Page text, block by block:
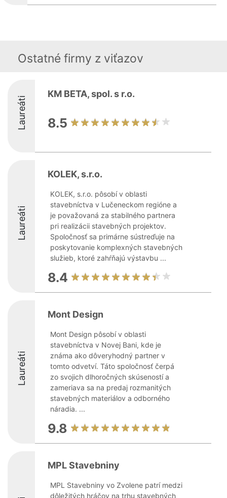
Ostatné firmy z viťazov
Laureáti
KM BETA, spol. s r.o.
8.5
Laureáti
KOLEK, s.r.o.
KOLEK, s.r.o. pôsobí v oblasti
stavebníctva v Lučeneckom regióne a
je považovaná za stabilného partnera
pri realizácii stavebných projektov.
Spoločnosť sa primárne sústreďuje na
poskytovanie komplexných stavebných
služieb, ktoré zahŕňajú výstavbu ...
8.4
Laureáti
Mont Design
Mont Design pôsobí v oblasti
stavebníctva v Novej Bani, kde je
známa ako dôveryhodný partner v
tomto odvetví. Táto spoločnosť čerpá
zo svojich dlhoročných skúseností a
zameriava sa na predaj rozmanitých
stavebných materiálov a odborného
náradia. ...
9.8
MPL Stavebniny
MPL Stavebniny vo Zvolene patrí medzi
dôležitých hráčov na trhu stavebných